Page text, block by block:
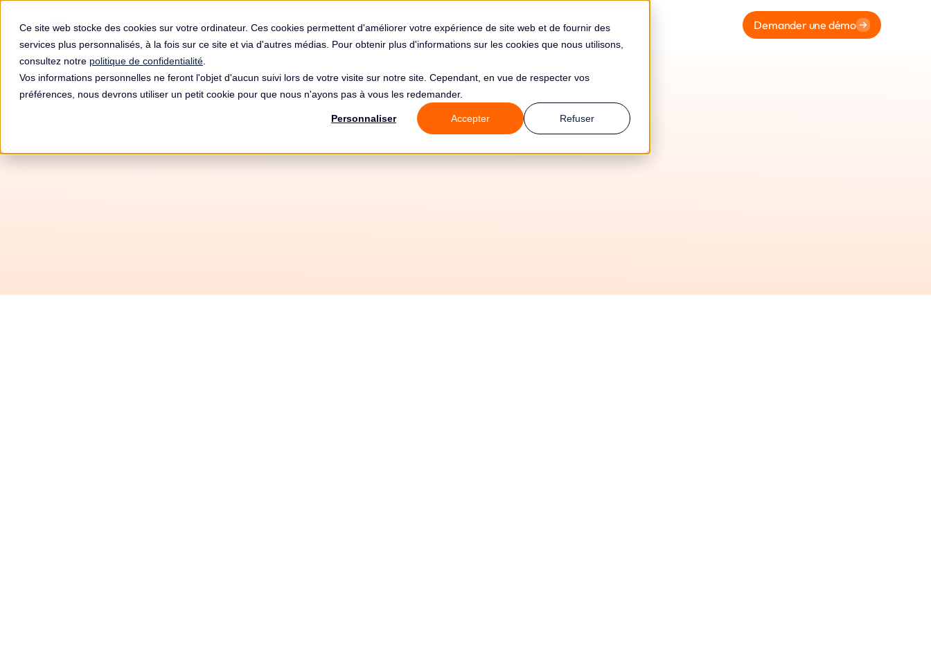
Ce site web stocke des cookies sur votre ordinateur. Ces cookies permettent d'améliorer votre expérience de site web et de fournir des
services plus personnalisés, à la fois sur ce site et via d'autres médias. Pour obtenir plus d'informations sur les cookies que nous utilisons,
consultez notre politique de confidentialité
Vos informations personnelles ne feront l'objet d'aucun suivi lors de votre visite sur notre site. Cependant, en vue de respecter vos
préférences, nous devrons utiliser un petit cookie pour que nous n'ayons pas à vous les redemander.
Personnaliser Accepter Refuser
Produits Solutions Tarifs Clients Ressources Demander une démo
Amende de 10000€ pour Gestion
Grizzaffi Srl